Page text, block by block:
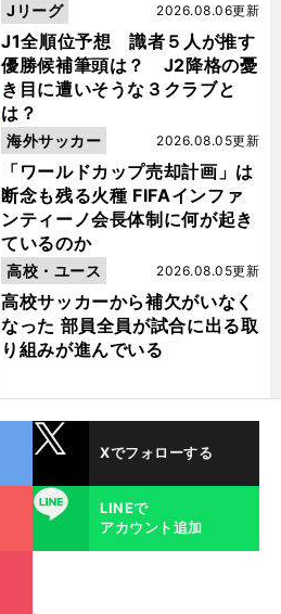
J1全順位予想 識者５人が推す
優勝候補筆頭は？ J2降格の憂
き目に遭いそうな３クラブと
は？
2026.08.06更新
Jリーグ
「ワールドカップ売却計画」は
断念も残る火種 FIFAインファ
ンティーノ会長体制に何が起き
ているのか
2026.08.05更新
海外サッカー
高校サッカーから補欠がいなく
なった 部員全員が試合に出る取
り組みが進んでいる
2026.08.05更新
高校・ユース
Xでフォローする
LINE
LINEで
アカウント追加